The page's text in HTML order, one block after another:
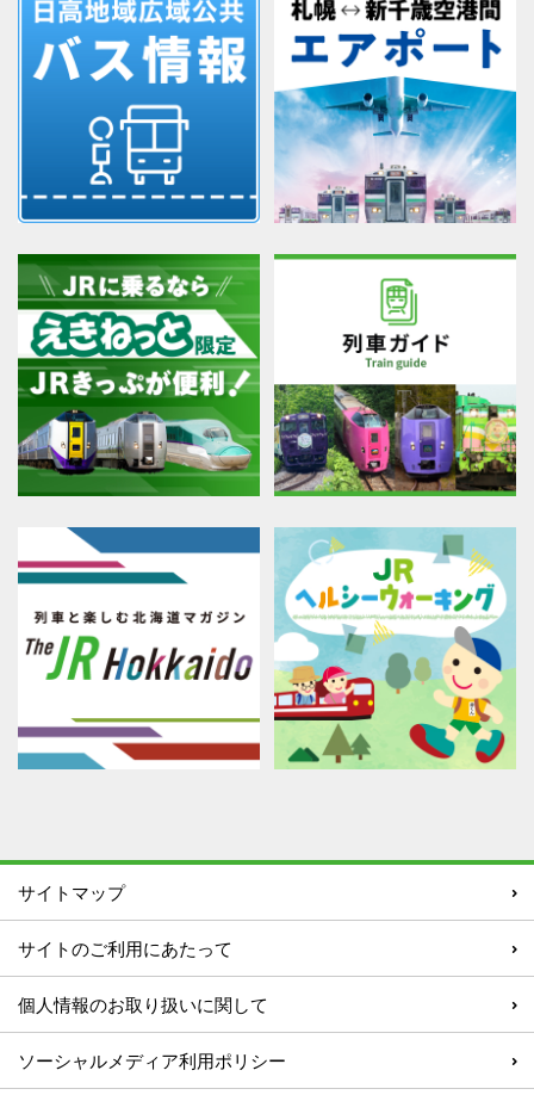
サイトマップ
サイトのご利用にあたって
個人情報のお取り扱いに関して
ソーシャルメディア利用ポリシー